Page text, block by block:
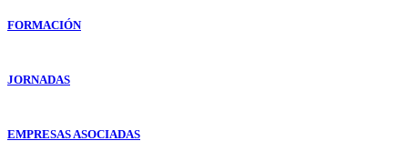
FORMACIÓN
JORNADAS
EMPRESAS ASOCIADAS